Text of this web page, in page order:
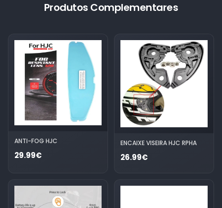
Produtos Complementares
ANTI-FOG HJC
29.99€
ENCAIXE VISEIRA HJC RPHA
26.99€